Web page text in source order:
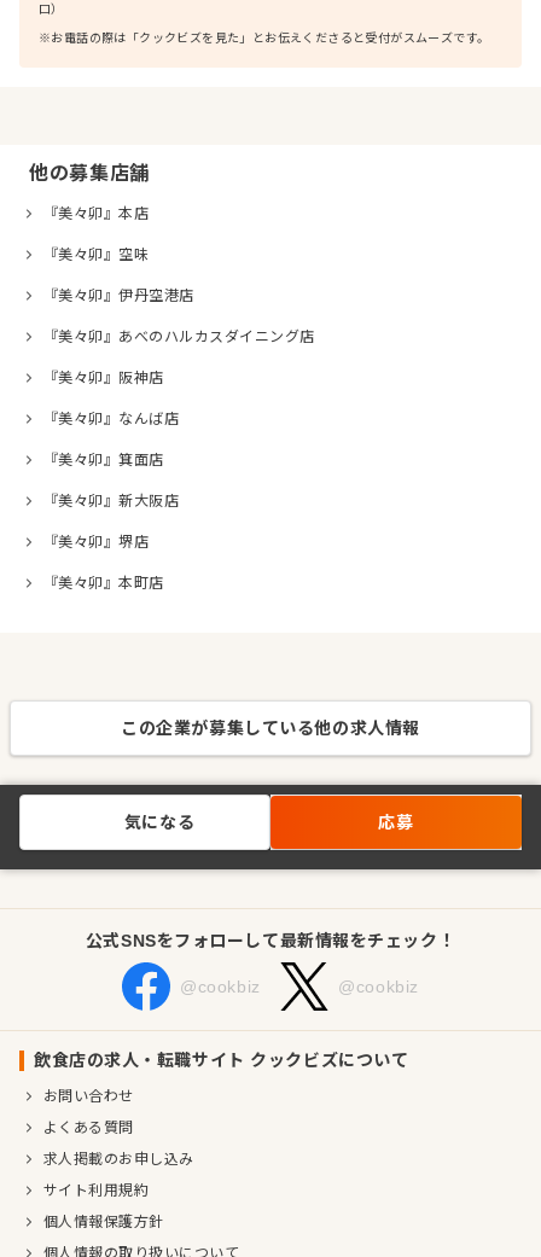
口）
※お電話の際は「クックビズを見た」とお伝えくださると受付がスムーズです。
他の募集店舗
『美々卯』本店
『美々卯』空味
『美々卯』伊丹空港店
『美々卯』あべのハルカスダイニング店
『美々卯』阪神店
『美々卯』なんば店
『美々卯』箕面店
『美々卯』新大阪店
『美々卯』堺店
『美々卯』本町店
この企業が募集している他の求人情報
気になる 応募
公式SNSをフォローして最新情報をチェック！
@cookbiz @cookbiz
飲食店の求人・転職サイト クックビズについて
お問い合わせ
よくある質問
求人掲載のお申し込み
サイト利用規約
個人情報保護方針
個人情報の取り扱いについて